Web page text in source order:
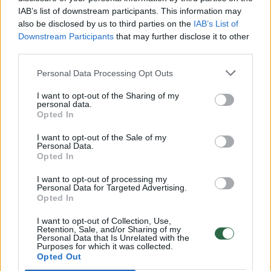
IAB’s list of downstream participants. This information may
also be disclosed by us to third parties on the IAB’s List of
Downstream Participants that may further disclose it to other
Personal Data Processing Opt Outs
I want to opt-out of the Sharing of my
personal data.
Opted In
I want to opt-out of the Sale of my
Personal Data.
Opted In
I want to opt-out of processing my
Personal Data for Targeted Advertising.
Opted In
I want to opt-out of Collection, Use,
Retention, Sale, and/or Sharing of my
Personal Data that Is Unrelated with the
Purposes for which it was collected.
Opted Out
vaiko gyvybių išgelbėti nepavyko
Žinios | Lietuvos diena
00:00:57
Savaitės vidurys nusimato karštas: temperatūra kils iki
32 laipsnių šilumos
Žinios | Orai
00:00:59
Nufilmavo, kaip patvino Vilniaus Vakarinis aplinkkelis:
Žinios | Lietuvos diena
K. Prunskienės brolis prisiminė jaudinančią akimirką
prieš mirtį: „Tai buvo simbolinis mūsų pagerbimo
ženklas“